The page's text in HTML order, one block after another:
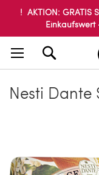
! AKTION: GRATIS
Nesti Dante